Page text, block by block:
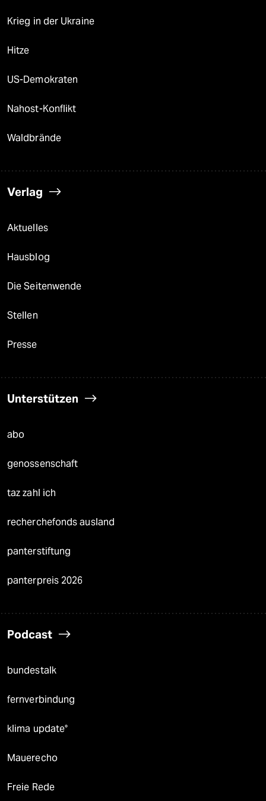
Krieg in der Ukraine
Hitze
US-Demokraten
Nahost-Konflikt
Waldbrände
Verlag
Aktuelles
Hausblog
Die Seitenwende
Stellen
Presse
Unterstützen
abo
genossenschaft
taz zahl ich
recherchefonds ausland
panterstiftung
panterpreis 2026
Podcast
bundestalk
fernverbindung
klima update°
Mauerecho
Freie Rede